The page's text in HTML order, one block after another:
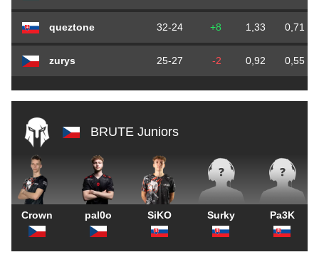
queztone 32-24 +8 1,33 0,71
zurys 25-27 -2 0,92 0,55
BRUTE Juniors
Crown pal0o SiKO Surky Pa3K